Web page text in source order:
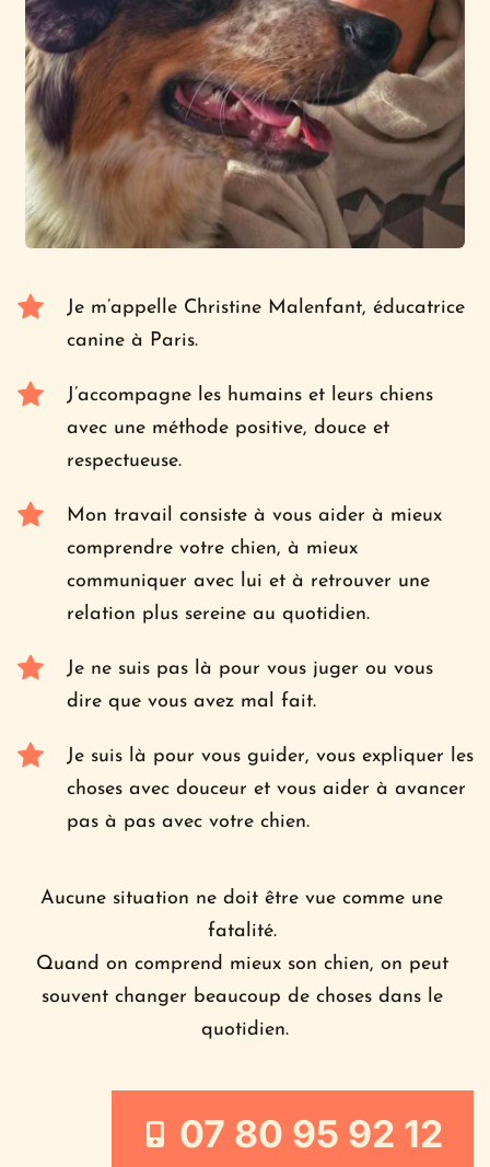
Je m’appelle Christine Malenfant, éducatrice
canine à Paris.
J’accompagne les humains et leurs chiens
avec une méthode positive, douce et
respectueuse.
Mon travail consiste à vous aider à mieux
comprendre votre chien, à mieux
communiquer avec lui et à retrouver une
relation plus sereine au quotidien.
Je ne suis pas là pour vous juger ou vous
dire que vous avez mal fait.
Je suis là pour vous guider, vous expliquer les
choses avec douceur et vous aider à avancer
pas à pas avec votre chien.
Aucune situation ne doit être vue comme une
fatalité.
Quand on comprend mieux son chien, on peut
souvent changer beaucoup de choses dans le
quotidien.
07 80 95 92 12